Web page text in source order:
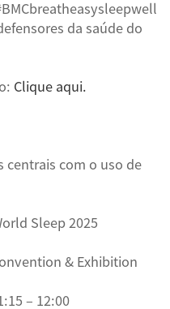
da saúde do
Clique aqui.
centrais com o uso de
Sleep 2025
& Exhibition
– 12:00